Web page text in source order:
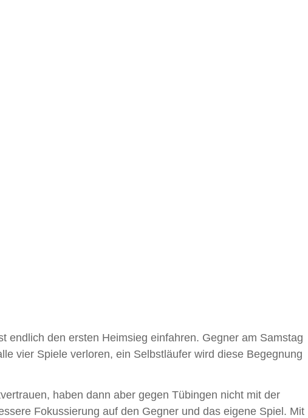
endlich den ersten Heimsieg einfahren. Gegner am Samstag
vier Spiele verloren, ein Selbstläufer wird diese Begegnung
haben dann aber gegen Tübingen nicht mit der
Fokussierung auf den Gegner und das eigene Spiel. Mit